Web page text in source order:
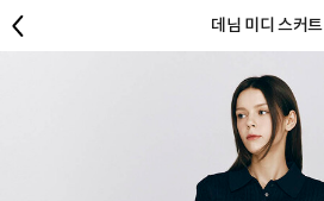
데님 미디 스커트